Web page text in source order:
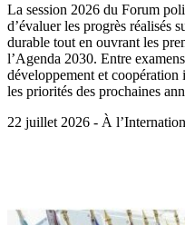
La session 2026 du Forum
d’évaluer les progrès réalisés
durable tout en ouvrant les
l’Agenda 2030. Entre
développement et coopération
les priorités des prochaines
22 juillet 2026 - À